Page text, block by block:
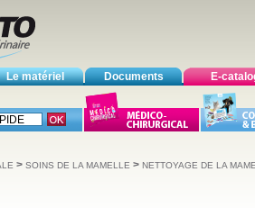
Le matériel Documents E-
> SOINS DE LA MAMELLE > NETTOYAGE DE LA